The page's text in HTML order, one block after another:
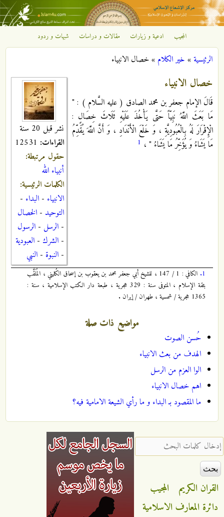
تجاوز إلى المحتوى الرئيسي
مركز
الإشعاع
الإسلامي
المجيب ادعية و زيارات مقالات و دراسات شبهات و ردود
أنت هنا
الرئيسية» خير الكلام »خصال الانبياء
نشر قبل 20 سنة
القراءات:
حقول مرتبطة:
أنبياء الله
الكلمات الرئيسية:
الانبياء - البداء -
التوحيد - الخصال
- الرسل - الرسول
- الشرك - العبودية
- النبوة - النبي
خصال الانبياء
قَالَ الإمام جعفر بن محمد الصادق ( عليه السَّلام ) : "
مَا بَعَثَ اللَّهُ نَبِيّاً حَتَّى يَأْخُذَ عَلَيْهِ ثَلَاثَ خِصَالٍ :
الْإِقْرَارَ لَهُ بِالْعُبُودِيَّةِ ، وَ خَلْعَ الْأَنْدَادِ ، وَ أَنَّ اللَّهَ يُقَدِّمُ
مَا يَشَاءُ وَ يُؤَخِّرُ مَا يَشَاءُ " ، 1
1.
الكافي : 1 / 147 ، للشيخ أبي جعفر محمد بن يعقوب بن إسحاق الكُليني ، المُلَقَّب
بثقة الإسلام ، المتوفى سنة : 329 هجرية ، طبعة دار الكتب الإسلامية ، سنة :
1365 هجرية / شمسية ، طهران / إيران .
مواضيع ذات صلة
حُسن الصوت
الهدف من بعث الانبياء
الوا العزم من الرسل
اهم خصال الانبياء
ما المقصود بـ البداء و ما رأي الشيعة الامامية فيه؟
‏إدخال كلمات البحث ‏
القران الكريم
المجيب
دائرة المعارف الاسلامية